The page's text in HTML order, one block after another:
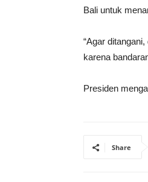
Bali untuk
“Agar
karena
Presiden
Share